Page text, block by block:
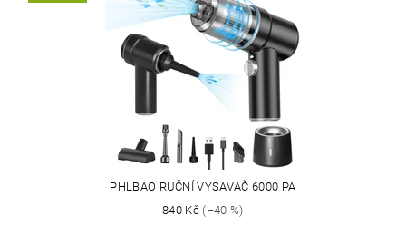
PHLBAO RUČNÍ VYSAVAČ 6000 PA
840 Kč(–40 %)